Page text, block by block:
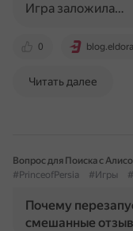
0
Игра заложила…
Читать далее
Вопрос для Поиска с
#PrinceofPersia
#Игры
Почему
смешанные